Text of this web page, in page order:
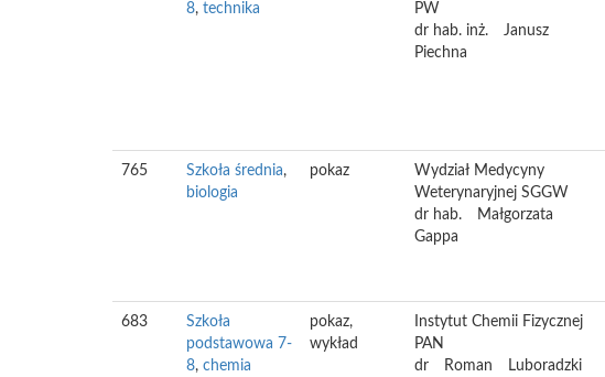
8, technika
PW
dr hab. inż.
Janusz
Piechna
765 Szkoła średnia,
biologia
pokaz
Wydział Medycyny
Weterynaryjnej SGGW
dr hab.
Małgorzata
Gappa
683
Szkoła
podstawowa 7-
8, chemia
pokaz,
wykład
Instytut Chemii Fizycznej
PAN
dr
Roman Luboradzki